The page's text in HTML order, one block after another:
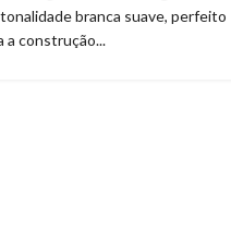
branca suave, perfeito
a construção...